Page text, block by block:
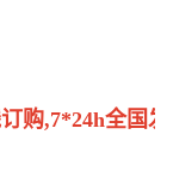
购,7*24h全国